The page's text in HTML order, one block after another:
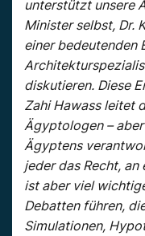
unterstützt unsere
Minister selbst, Dr.
einer bedeutenden
diskutieren. Diese
Zahi Hawass leitet
Ägyptologen –
Ägyptens
jeder das Recht,
ist aber viel
Debatten führen,
Simulationen,